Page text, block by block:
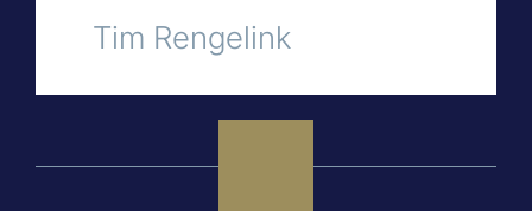
Tim Rengelink